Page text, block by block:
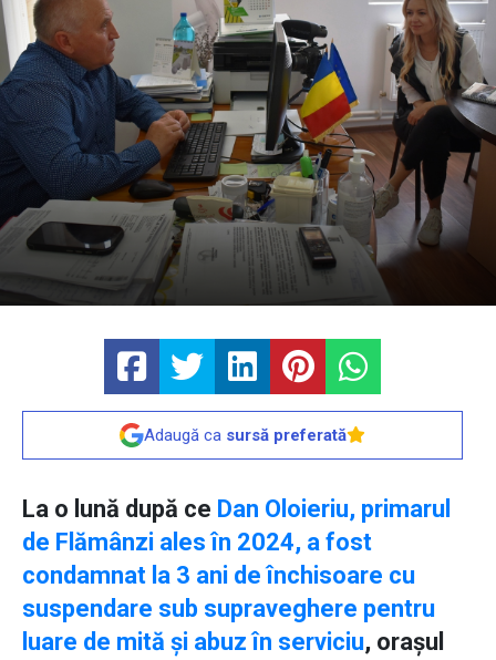
Adaugă ca sursă preferată
La o lună după ce Dan Oloieriu, primarul
de Flămânzi ales în 2024, a fost
condamnat la 3 ani de închisoare cu
suspendare sub supraveghere pentru
luare de mită și abuz în serviciu, orașul